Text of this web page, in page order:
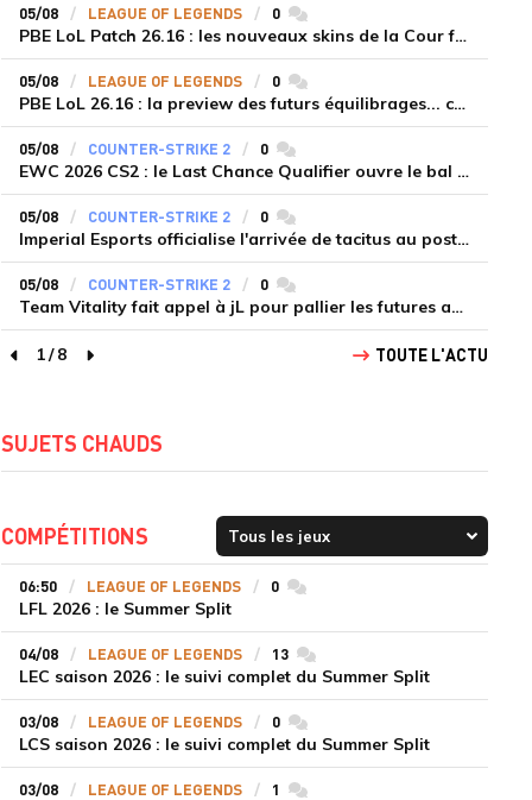
05/08 LEAGUE OF LEGENDS 0commentaires
PBE LoL Patch 26.16 : les nouveaux skins de la Cour féérique
05/08 LEAGUE OF LEGENDS 0commentaires
PBE LoL 26.16 : la preview des futurs équilibrages... coup d'arrêt pour les supports roamers
05/08 COUNTER-STRIKE 2 0commentaires
EWC 2026 CS2 : le Last Chance Qualifier ouvre le bal à Paris du 7 au 9 août
05/08 COUNTER-STRIKE 2 0commentaires
Imperial Esports officialise l'arrivée de tacitus au poste d'entraîneur
05/08 COUNTER-STRIKE 2 0commentaires
Team Vitality fait appel à jL pour pallier les futures absences d'apEX et mezii
page précédente
1/8
page suivante
TOUTE L'ACTU
SUJETS CHAUDS
COMPÉTITIONS
06:50 LEAGUE OF LEGENDS 0commentaires
LFL 2026 : le Summer Split
04/08 LEAGUE OF LEGENDS 13commentaires
LEC saison 2026 : le suivi complet du Summer Split
03/08 LEAGUE OF LEGENDS 0commentaires
LCS saison 2026 : le suivi complet du Summer Split
03/08 LEAGUE OF LEGENDS 1 commentaires